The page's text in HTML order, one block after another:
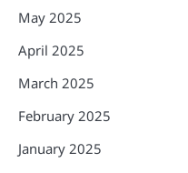
May 2025
April 2025
March 2025
February 2025
January 2025